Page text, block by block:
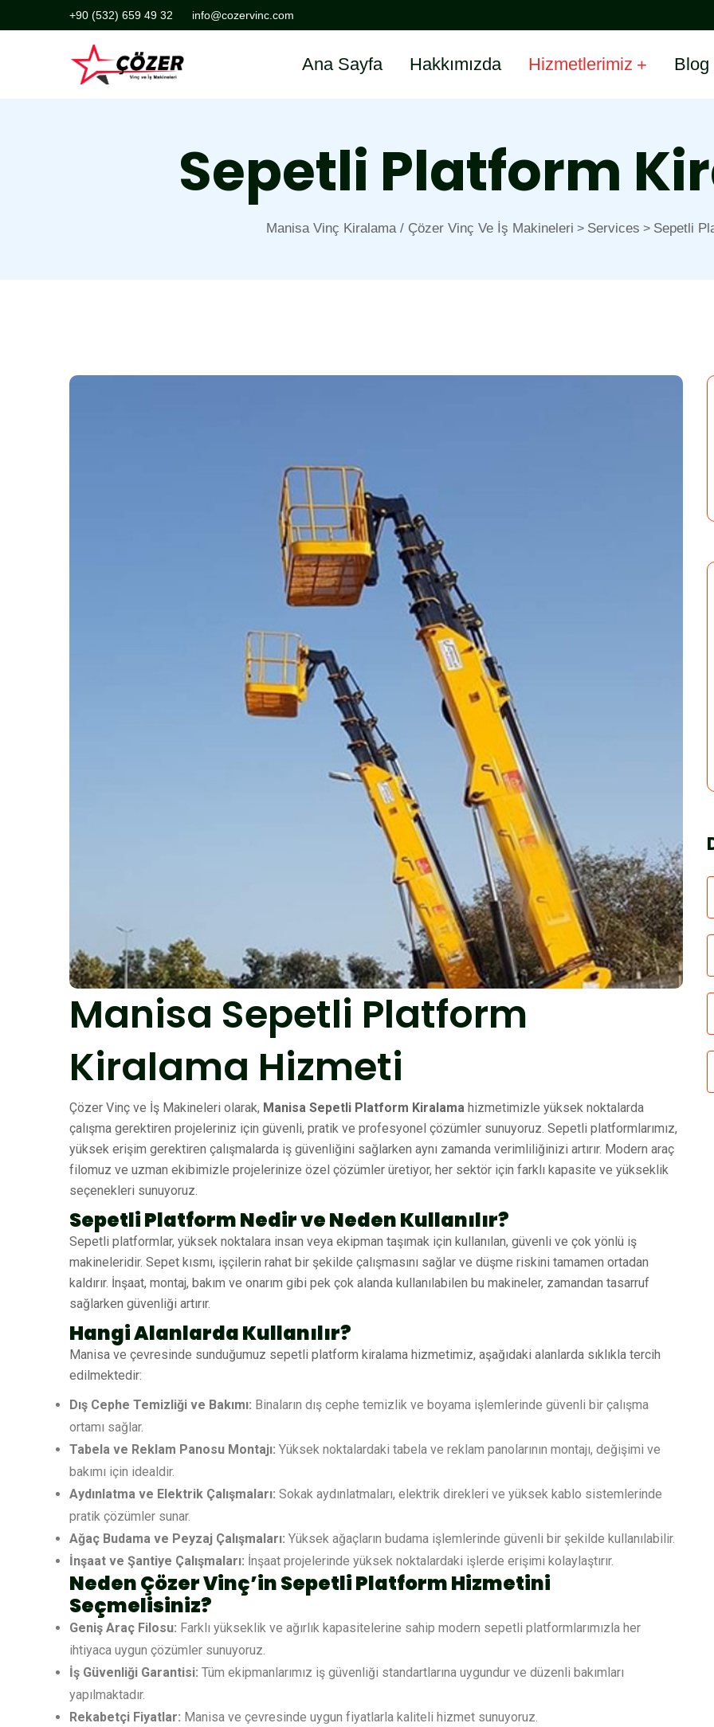
+90 (532) 659 49 32 info@cozervinc.com
Ana Sayfa Hakkımızda Hizmetlerimiz Blog
Sepetli Platform
Manisa Vinç Kiralama / Çözer Vinç Ve İş Makineleri > Services > Sepetli
Manisa Sepetli Platform
Kiralama Hizmeti
Çözer Vinç ve İş Makineleri olarak, Manisa Sepetli Platform Kiralama hizmetimizle yüksek noktalarda
çalışma gerektiren projeleriniz için güvenli, pratik ve profesyonel çözümler sunuyoruz. Sepetli platformlarımız,
yüksek erişim gerektiren çalışmalarda iş güvenliğini sağlarken aynı zamanda verimliliğinizi artırır. Modern araç
filomuz ve uzman ekibimizle projelerinize özel çözümler üretiyor, her sektör için farklı kapasite ve yükseklik
seçenekleri sunuyoruz.
Sepetli Platform Nedir ve Neden Kullanılır?
Sepetli platformlar, yüksek noktalara insan veya ekipman taşımak için kullanılan, güvenli ve çok yönlü iş
makineleridir. Sepet kısmı, işçilerin rahat bir şekilde çalışmasını sağlar ve düşme riskini tamamen ortadan
kaldırır. İnşaat, montaj, bakım ve onarım gibi pek çok alanda kullanılabilen bu makineler, zamandan tasarruf
sağlarken güvenliği artırır.
Hangi Alanlarda Kullanılır?
Manisa ve çevresinde sunduğumuz sepetli platform kiralama hizmetimiz, aşağıdaki alanlarda sıklıkla tercih
edilmektedir:
Dış Cephe Temizliği ve Bakımı: Binaların dış cephe temizlik ve boyama işlemlerinde güvenli bir çalışma
ortamı sağlar.
Tabela ve Reklam Panosu Montajı: Yüksek noktalardaki tabela ve reklam panolarının montajı, değişimi ve
bakımı için idealdir.
Aydınlatma ve Elektrik Çalışmaları: Sokak aydınlatmaları, elektrik direkleri ve yüksek kablo sistemlerinde
pratik çözümler sunar.
Ağaç Budama ve Peyzaj Çalışmaları: Yüksek ağaçların budama işlemlerinde güvenli bir şekilde kullanılabilir.
İnşaat ve Şantiye Çalışmaları: İnşaat projelerinde yüksek noktalardaki işlerde erişimi kolaylaştırır.
Neden Çözer Vinç’in Sepetli Platform Hizmetini
Seçmelisiniz?
Geniş Araç Filosu: Farklı yükseklik ve ağırlık kapasitelerine sahip modern sepetli platformlarımızla her
ihtiyaca uygun çözümler sunuyoruz.
İş Güvenliği Garantisi: Tüm ekipmanlarımız iş güvenliği standartlarına uygundur ve düzenli bakımları
yapılmaktadır.
Rekabetçi Fiyatlar: Manisa ve çevresinde uygun fiyatlarla kaliteli hizmet sunuyoruz.